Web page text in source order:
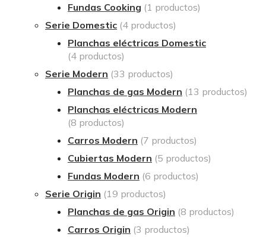
Fundas Cooking (1 productos)
Serie Domestic (4 productos)
Planchas eléctricas Domestic
(4 productos)
Serie Modern (33 productos)
Planchas de gas Modern (13 productos)
Planchas eléctricas Modern
(8 productos)
Carros Modern (7 productos)
Cubiertas Modern (5 productos)
Fundas Modern (6 productos)
Serie Origin (19 productos)
Planchas de gas Origin (8 productos)
Carros Origin (3 productos)